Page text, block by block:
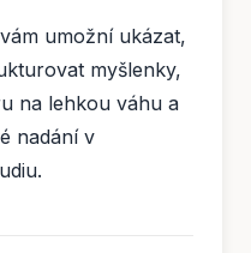
umožní ukázat,
myšlenky,
na lehkou váhu a
nadání v